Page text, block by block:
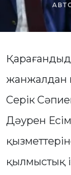
жанжалдан
Серік
Дәурен
қылмыстық